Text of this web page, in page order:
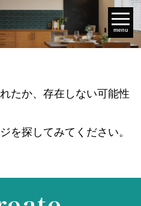
menu
たか、存在しない可能性
を探してみてください。